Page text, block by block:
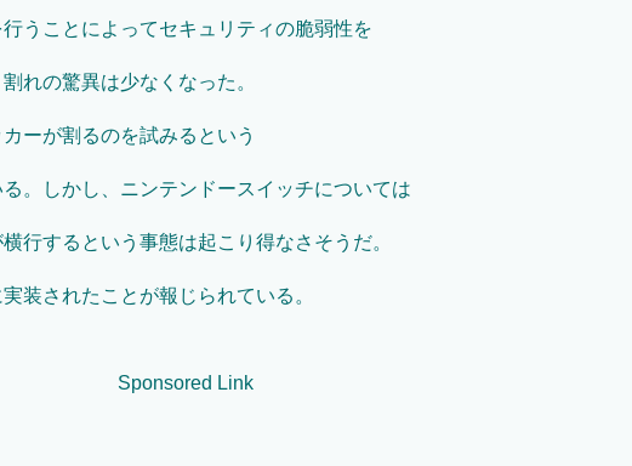
うことによってセキュリティの脆弱性を
れの驚異は少なくなった。
ーが割るのを試みるという
。しかし、ニンテンドースイッチについては
行するという事態は起こり得なさそうだ。
装されたことが報じられている。
Sponsored Link